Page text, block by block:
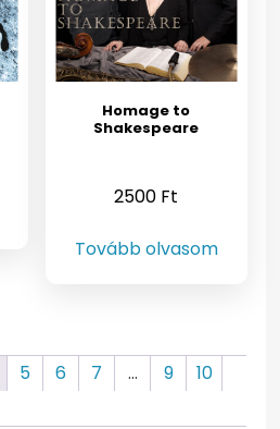
Homage to
Shakespeare
2500 Ft
Tovább olvasom
5 6 7 … 9
10